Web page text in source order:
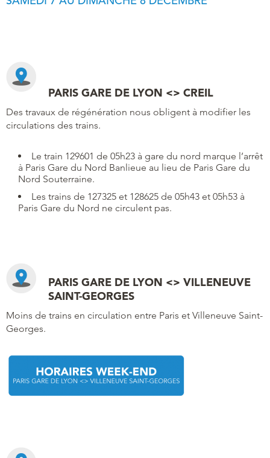
PARIS GARE DE LYON <> CREIL
Des travaux de régénération nous obligent à modifier les
circulations des trains.
Le train 129601 de 05h23 à gare du nord marque l’arrêt
à Paris Gare du Nord Banlieue au lieu de Paris Gare du
Nord Souterraine.
Les trains de 127325 et 128625 de 05h43 et 05h53 à
Paris Gare du Nord ne circulent pas.
PARIS GARE DE LYON <> VILLENEUVE
SAINT-GEORGES
Moins de trains en circulation entre Paris et Villeneuve Saint-
Georges.